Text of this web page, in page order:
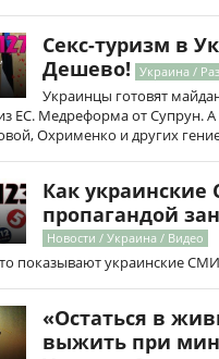
Секс-туризм в
Дешево! Украина /
Украинцы готовят
ЕС. Медреформа от Супрун.
Охрименко и других
Как
пропагандой
Новости / Украина / Видео
показывают украинские СМИ
«Остаться в
выжить при